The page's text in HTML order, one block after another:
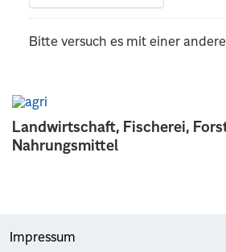
Landwirtschaft, Fischerei,
Nahrungsmittel
Bitte versuch es mit einer
Impressum